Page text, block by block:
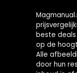
beste
op de
Alle
door hun